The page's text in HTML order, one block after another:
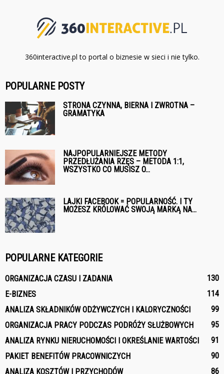
360interactive.pl to portal o biznesie w sieci i nie tylko.
POPULARNE POSTY
STRONA CZYNNA, BIERNA I ZWROTNA –
GRAMATYKA
NAJPOPULARNIEJSZE METODY
PRZEDŁUŻANIA RZĘS – METODA 1:1,
WSZYSTKO CO MUSISZ O...
LAJKI FACEBOOK = POPULARNOŚĆ. I TY
MOŻESZ KRÓLOWAĆ SWOJĄ MARKĄ NA...
POPULARNE KATEGORIE
ORGANIZACJA CZASU I ZADANIA
130
E-BIZNES
114
ANALIZA SKŁADNIKÓW ODŻYWCZYCH I KALORYCZNOŚCI
99
ORGANIZACJA PRACY PODCZAS PODRÓŻY SŁUŻBOWYCH
95
ANALIZA RYNKU NIERUCHOMOŚCI I OKREŚLANIE WARTOŚCI
91
PAKIET BENEFITÓW PRACOWNICZYCH
90
ANALIZA KOSZTÓW I PRZYCHODÓW
86